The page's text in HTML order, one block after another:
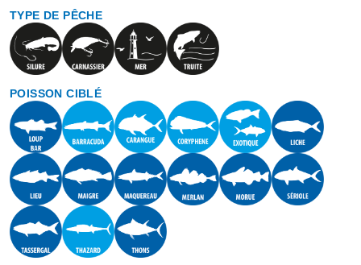
TYPE DE PÊCHE
POISSON CIBLÉ